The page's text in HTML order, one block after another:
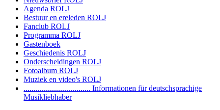
Agenda ROLJ
Bestuur en ereleden ROLJ
Fanclub ROLJ
Programma ROLJ
Gastenboek
Geschiedenis ROLJ
Onderscheidingen ROLJ
Fotoalbum ROLJ
Muziek en video's ROLJ
.................................. Informationen für deutschsprachige
Musikliebhaber